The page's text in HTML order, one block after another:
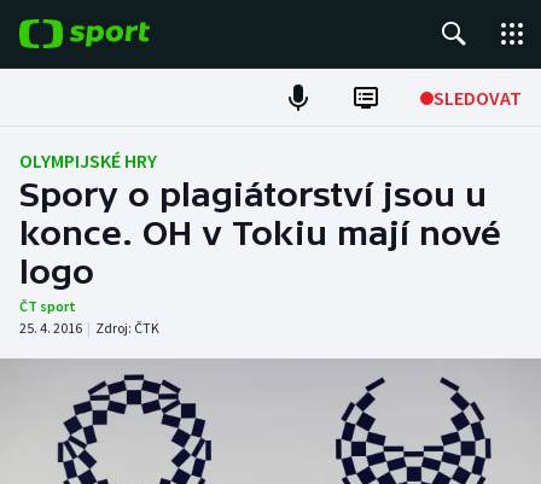
SLEDOVAT
Fotbal
Hokej
Tenis
Atletika
Cyklistika
DALŠÍ SPORTY
OLYMPIJSKÉ HRY
Spory o plagiátorství jsou u
konce. OH v Tokiu mají nové
logo
ČT sport
25. 4. 2016 | Zdroj: ČTK